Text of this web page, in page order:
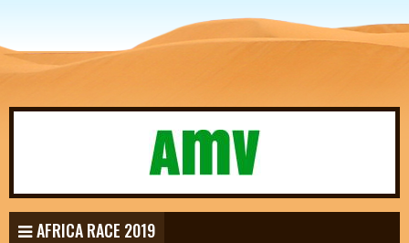
AFRICA RACE 2019